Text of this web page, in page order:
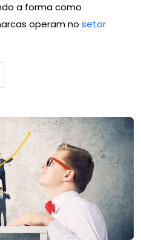
a forma como
operam no setor